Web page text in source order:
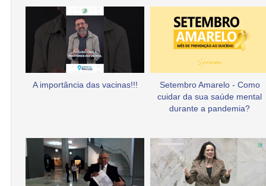
A importância das vacinas!!!
Setembro Amarelo - Como
cuidar da sua saúde mental
durante a pandemia?